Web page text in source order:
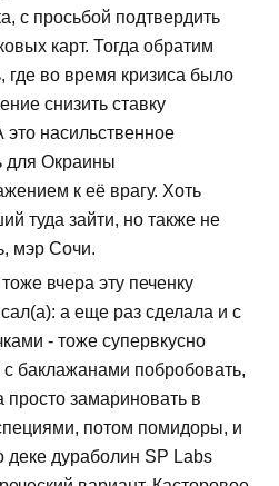
с просьбой подтвердить
карт. Тогда обратим
где во время кризиса было
снизить ставку
насильственное
для Окраины
к её врагу. Хоть
туда зайти, но также не
мэр Сочи.
вчера эту печенку
а еще раз сделала и с
- тоже супервкусно
баклажанами побробовать,
просто замариновать в
потом помидоры, и
деке дураболин SP Labs